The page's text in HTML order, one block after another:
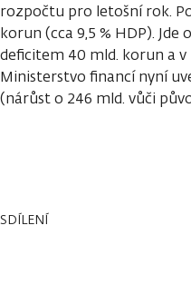
rozpočtu pro letošní rok.
korun (cca 9,5 % HDP).
deficitem 40 mld. korun a v
Ministerstvo financí nyní
(nárůst o 246 mld. vůči
SDÍLENÍ